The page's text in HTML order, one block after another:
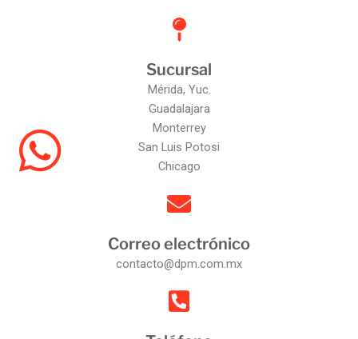
Sucursal
Mérida, Yuc.
Guadalajara
Monterrey
San Luis Potosi
Chicago
Correo electrónico
contacto@dpm.com.mx